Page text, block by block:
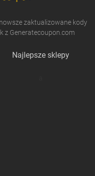
zaktualizowane kody
z Generatecoupon.com
Najlepsze sklepy